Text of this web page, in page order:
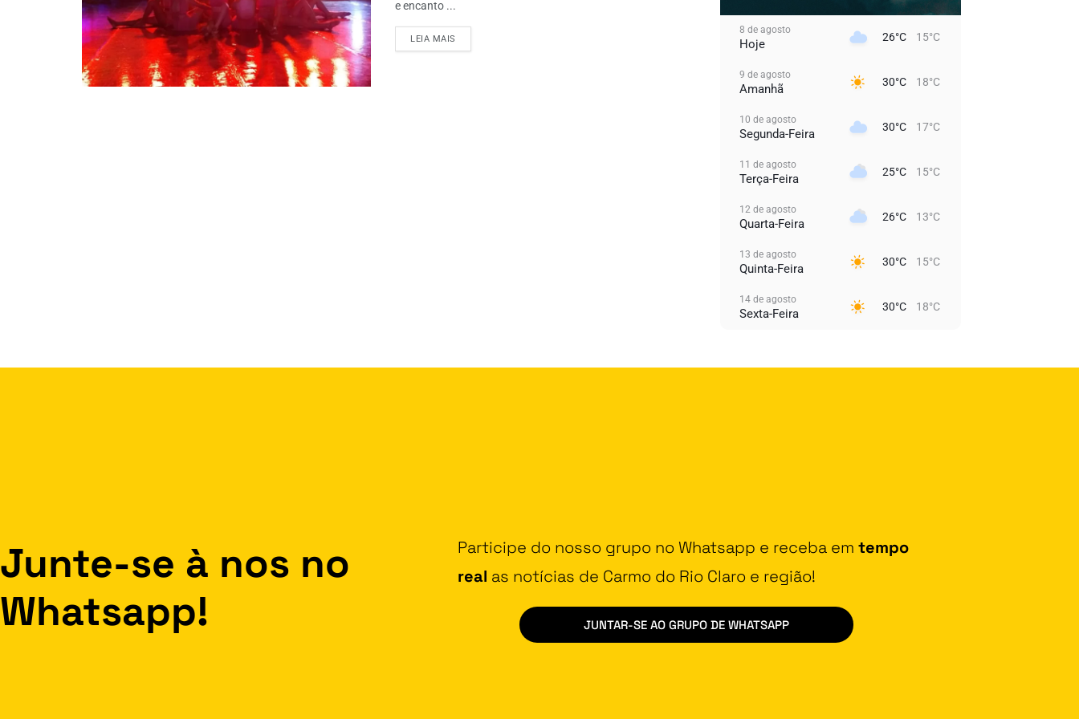
e encanto ...
LEIA MAIS
8 de agosto
Hoje 26°C 15°C
9 de agosto
Amanhã 30°C 18°C
10 de agosto
Segunda-Feira 30°C 17°C
11 de agosto
Terça-Feira 25°C 15°C
12 de agosto
Quarta-Feira 26°C 13°C
13 de agosto
Quinta-Feira 30°C 15°C
14 de agosto
Sexta-Feira 30°C 18°C
Junte-se à nos no
Whatsapp!
Participe do nosso grupo no Whatsapp e receba em tempo
real as notícias de Carmo do Rio Claro e região!
JUNTAR-SE AO GRUPO DE WHATSAPP